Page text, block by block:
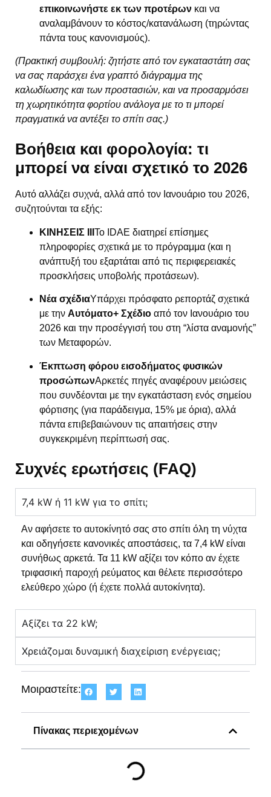
επικοινωνήστε εκ των προτέρων και να
αναλαμβάνουν το κόστος/κατανάλωση (τηρώντας
πάντα τους κανονισμούς).
(Πρακτική συμβουλή: ζητήστε από τον εγκαταστάτη σας
να σας παράσχει ένα γραπτό διάγραμμα της
καλωδίωσης και των προστασιών, και να προσαρμόσει
τη χωρητικότητα φορτίου ανάλογα με το τι μπορεί
πραγματικά να αντέξει το σπίτι σας.)
Βοήθεια και φορολογία: τι
μπορεί να είναι σχετικό το 2026
Αυτό αλλάζει συχνά, αλλά από τον Ιανουάριο του 2026,
συζητούνται τα εξής:
ΚΙΝΗΣΕΙΣ III Το IDAE διατηρεί επίσημες
πληροφορίες σχετικά με το πρόγραμμα (και η
ανάπτυξή του εξαρτάται από τις περιφερειακές
προσκλήσεις υποβολής προτάσεων).
Νέα σχέδιαΥπάρχει πρόσφατο ρεπορτάζ σχετικά
με την Αυτόματο+ Σχέδιο από τον Ιανουάριο του
2026 και την προσέγγισή του στη “λίστα αναμονής”
των Μεταφορών.
Έκπτωση φόρου εισοδήματος φυσικών
προσώπωνΑρκετές πηγές αναφέρουν μειώσεις
που συνδέονται με την εγκατάσταση ενός σημείου
φόρτισης (για παράδειγμα, 15% με όρια), αλλά
πάντα επιβεβαιώνουν τις απαιτήσεις στην
συγκεκριμένη περίπτωσή σας.
Συχνές ερωτήσεις (FAQ)
7,4 kW ή 11 kW για το σπίτι;
Αν αφήσετε το αυτοκίνητό σας στο σπίτι όλη τη νύχτα
και οδηγήσετε κανονικές αποστάσεις, τα 7,4 kW είναι
συνήθως αρκετά. Τα 11 kW αξίζει τον κόπο αν έχετε
τριφασική παροχή ρεύματος και θέλετε περισσότερο
ελεύθερο χώρο (ή έχετε πολλά αυτοκίνητα).
Αξίζει τα 22 kW;
Χρειάζομαι δυναμική διαχείριση ενέργειας;
Μοιραστείτε:
Πίνακας περιεχομένων